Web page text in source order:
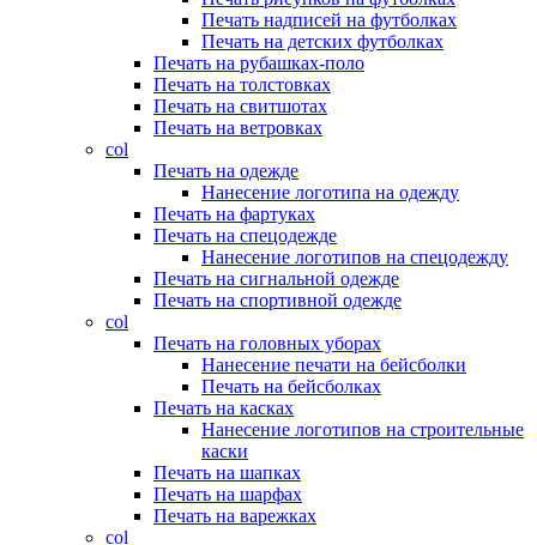
Печать надписей на футболках
Печать на детских футболках
Печать на рубашках-поло
Печать на толстовках
Печать на свитшотах
Печать на ветровках
col
Печать на одежде
Нанесение логотипа на одежду
Печать на фартуках
Печать на спецодежде
Нанесение логотипов на спецодежду
Печать на сигнальной одежде
Печать на спортивной одежде
col
Печать на головных уборах
Нанесение печати на бейсболки
Печать на бейсболках
Печать на касках
Нанесение логотипов на строительные
каски
Печать на шапках
Печать на шарфах
Печать на варежках
col